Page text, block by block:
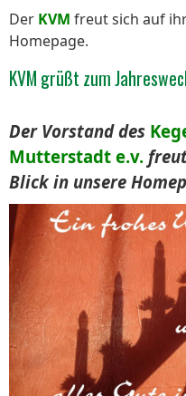
Der KVM freut sich auf
Homepage.
KVM grüßt zum
Der Vorstand des
Mutterstadt e.v.
Blick in unsere